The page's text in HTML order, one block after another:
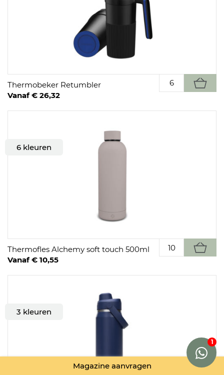
Thermobeker Retumbler
Vanaf € 26,32
6 kleuren
Thermofles Alchemy soft touch 500ml
Vanaf € 10,55
3 kleuren
Magazine aanvragen